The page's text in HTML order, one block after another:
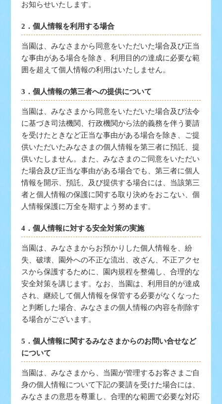
お知らせいたします。
2．個人情報を利用する場合
当園は、みなさまから同意をいただいた場合及び正当
な事由がある場合を除き、利用目的の達成に必要な範
囲を超えて個人情報の利用はいたしません。
3．個人情報の第三者への提供について
当園は、みなさまから同意をいただいた場合及び法令
に基づき司法機関、行政機関から法的義務を伴う要請
を受けたときなど正当な事由がある場合を除き、ご提
供いただいたみなさまの個人情報を第三者に預託、提
供いたしません。また、みなさまのご同意をいただい
た場合及び正当な事由がある場合でも、第三者に個人
情報を開示、預託、及び提供する場合には、当該第三
者と個人情報の保護に関する取り決めをおこない、個
人情報保護に万全を期すよう努めます。
4．個人情報に対する安全対策の実施
当園は、みなさまからお預かりした個人情報を、紛
失、破壊、園外への不正な流出、改ざん、不正アクセ
スから保護するために、園内規程を整備し、合理的な
安全対策を講じます。なお、当園は、利用目的が達成
され、継続して個人情報を保管する必要がなくなった
と判断した場合、みなさまの個人情報の内容を削除す
る場合がございます。
5．個人情報に関するみなさまからのお問い合せなど
について
当園は、みなさまから、当園が管理するお客さまご自
身の個人情報について下記の要請を受けた場合には、
みなさまの意思を尊重し、合理的な範囲で必要な対応